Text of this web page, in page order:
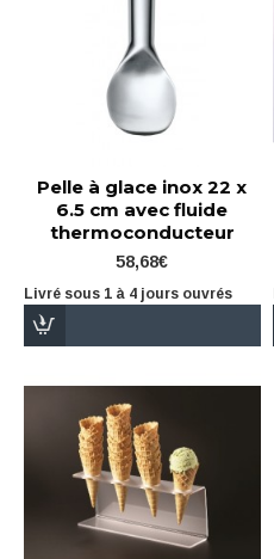
Pelle à glace inox 22 x
6.5 cm avec fluide
thermoconducteur
58,68€
Livré sous 1 à 4 jours ouvrés